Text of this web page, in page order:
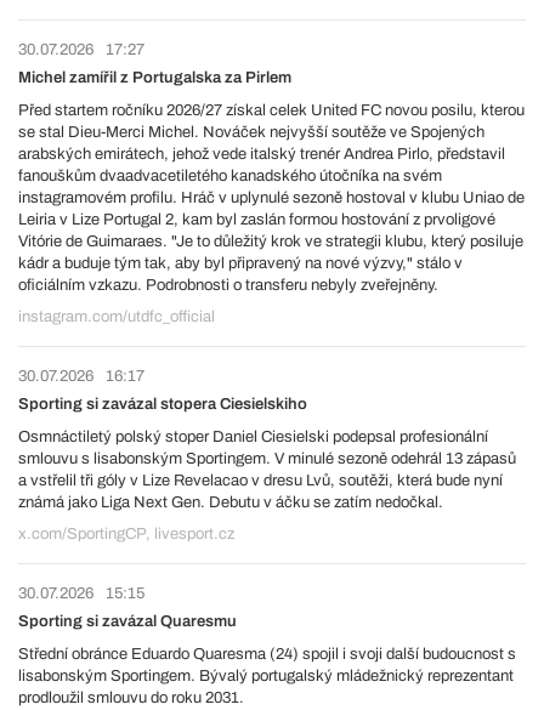
30.07.2026
17:27
Michel zamířil z Portugalska za Pirlem
Před startem ročníku 2026/27 získal celek United FC novou posilu, kterou
se stal Dieu-Merci Michel. Nováček nejvyšší soutěže ve Spojených
arabských emirátech, jehož vede italský trenér Andrea Pirlo, představil
fanouškům dvaadvacetiletého kanadského útočníka na svém
instagramovém profilu. Hráč v uplynulé sezoně hostoval v klubu Uniao de
Leiria v Lize Portugal 2, kam byl zaslán formou hostování z prvoligové
Vitórie de Guimaraes. "Je to důležitý krok ve strategii klubu, který posiluje
kádr a buduje tým tak, aby byl připravený na nové výzvy," stálo v
oficiálním vzkazu. Podrobnosti o transferu nebyly zveřejněny.
instagram.com/utdfc_official
30.07.2026
16:17
Sporting si zavázal stopera Ciesielskiho
Osmnáctiletý polský stoper Daniel Ciesielski podepsal profesionální
smlouvu s lisabonským Sportingem. V minulé sezoně odehrál 13 zápasů
a vstřelil tři góly v Lize Revelacao v dresu Lvů, soutěži, která bude nyní
známá jako Liga Next Gen. Debutu v áčku se zatím nedočkal.
x.com/SportingCP, livesport.cz
30.07.2026
15:15
Sporting si zavázal Quaresmu
Střední obránce Eduardo Quaresma (24) spojil i svoji další budoucnost s
lisabonským Sportingem. Bývalý portugalský mládežnický reprezentant
prodloužil smlouvu do roku 2031.